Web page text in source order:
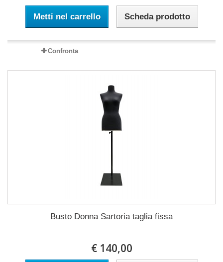
Metti nel carrello Scheda prodotto
Confronta
Busto Donna Sartoria taglia fissa
€ 140,00